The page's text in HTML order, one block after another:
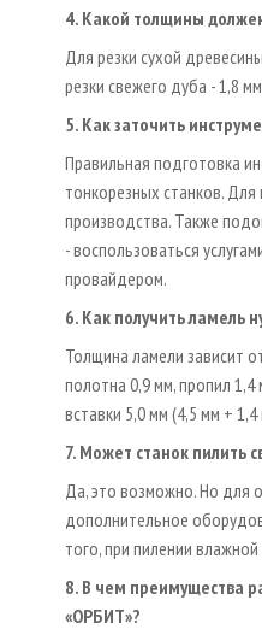
4. Какой толщины
Для резки сухой
резки свежего дуба - 1,8
5. Как заточить
Правильная подготовка
тонкорезных станков.
производства. Также
- воспользоваться
провайдером.
6. Как получить ламель
Толщина ламели зависит
полотна 0,9 мм, пропил
вставки 5,0 мм (4,5 мм +
7. Может станок пилить
Да, это возможно. Но для
дополнительное
того, при пилении
8. В чем преимущества
«ОРБИТ»?